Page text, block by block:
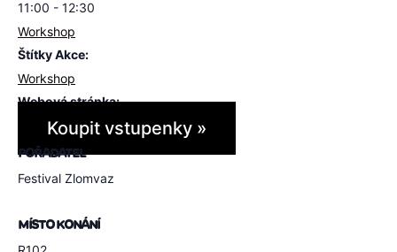
11:00 - 12:30
Workshop
Štítky Akce:
Workshop
Webová stránka:
Koupit vstupenky »
POŘADATEL
Festival Zlomvaz
MÍSTO KONÁNÍ